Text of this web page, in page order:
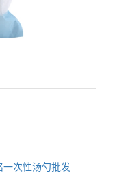
一次性汤勺批发